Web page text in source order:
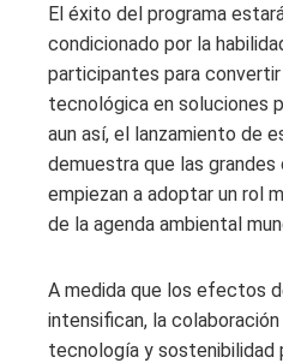
El éxito del programa
condicionado por la
participantes para convertir
tecnológica en soluciones
aun así, el lanzamiento de
demuestra que las
empiezan a adoptar un rol
de la agenda ambiental
A medida que los efectos
intensifican, la
tecnología y sostenibilidad